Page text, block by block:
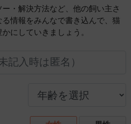
・解決方法など、他の飼い主さ
情報をみんなで書き込んで、猫
にしていきましょう。